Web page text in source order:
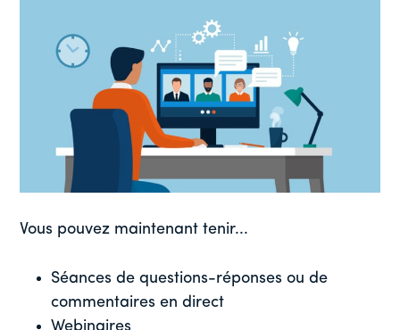
Vous pouvez maintenant tenir...
Séances de questions-réponses ou de
commentaires en direct